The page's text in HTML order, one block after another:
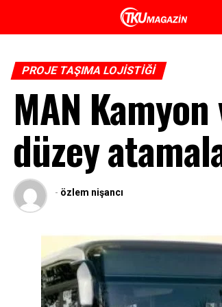
PROJE TAŞIMA LOJISTIĞI
MAN
düzey
- özlem nişancı